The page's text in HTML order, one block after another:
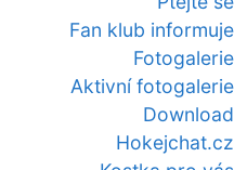
Fan klub informuje
Fotogalerie
Aktivní fotogalerie
Download
Hokejchat.cz